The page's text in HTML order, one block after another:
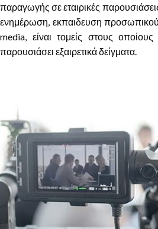
παραγωγής σε εταιρικές
ενημέρωση, εκπαιδευση
media, είναι τομείς στους
παρουσιάσει εξαιρετικά δείγματα.